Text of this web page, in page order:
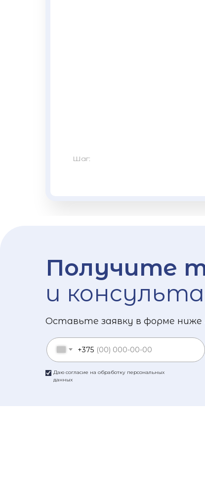
Шаг:
Получите
и
Оставьте заявку в форме ниже
Даю согласие на обработку персональных
данных
+375